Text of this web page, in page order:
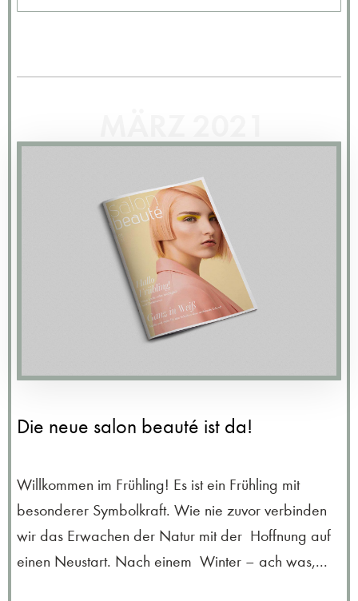
Die neue salon beauté ist da!
Willkommen im Frühling! Es ist ein Frühling mit
besonderer Symbolkraft. Wie nie zuvor verbinden
wir das Erwachen der Natur mit der Hoffnung auf
einen Neustart. Nach einem Winter – ach was,...